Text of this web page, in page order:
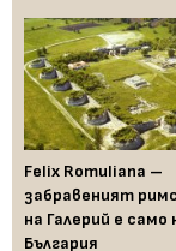
Felix Romuliana –
забравеният
на Галерий е само
България